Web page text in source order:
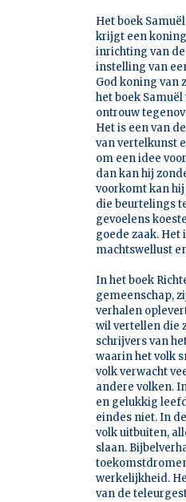
Het boek
krijgt een
inrichting van
instelling van
God koning van
het boek
ontrouw
Het is een van
van vertelkunst
om een idee
dan kan hij
voorkomt kan
die beurtelings
gevoelens
goede zaak. Het
machtswellust
In het boek
gemeenschap,
verhalen
wil vertellen die
schrijvers van
waarin het volk
volk verwacht
andere volken.
en gelukkig
eindes niet. In
volk uitbuiten,
slaan.
werkelijkheid.
van de